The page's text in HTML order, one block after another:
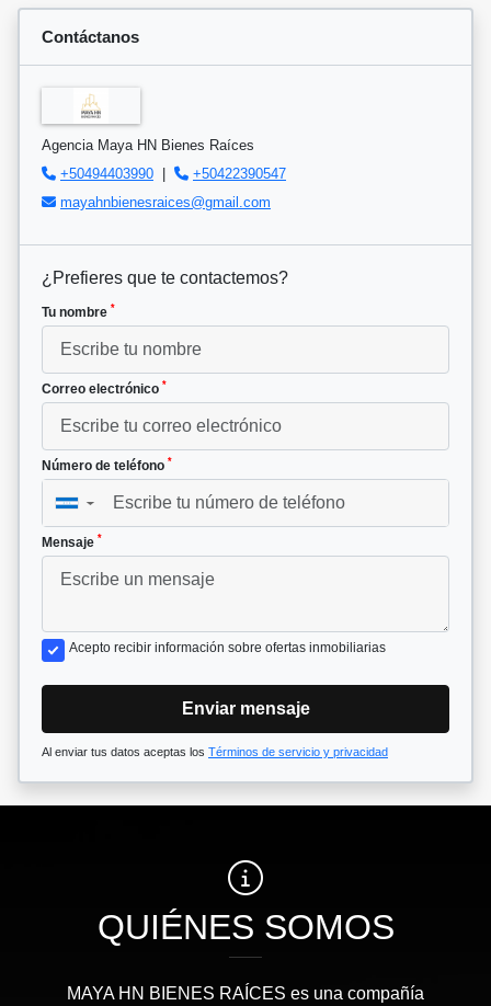
Contáctanos
Agencia Maya HN Bienes Raíces
+50494403990 |
+50422390547
mayahnbienesraices@gmail.com
¿Prefieres que te contactemos?
Tu nombre *
Correo electrónico *
Número de teléfono *
▼
Mensaje *
Acepto recibir información sobre ofertas inmobiliarias
Enviar mensaje
Al enviar tus datos aceptas los Términos de servicio y privacidad
QUIÉNES SOMOS
MAYA HN BIENES RAÍCES​ es una compañía